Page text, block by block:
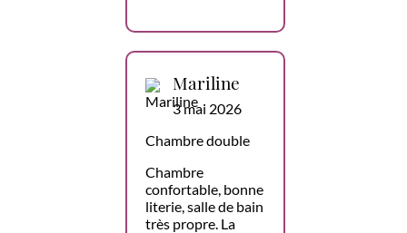
Mariline
3 mai 2026
Chambre double
Chambre
confortable, bonne
literie, salle de bain
très propre. La